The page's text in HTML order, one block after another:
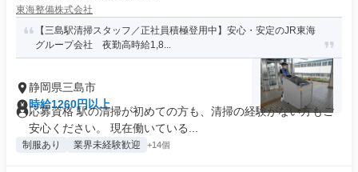
東海整備株式会社
【三島駅清掃スタッフ／正社員積極登用中】安心・安定のJR東海
グループ会社 夜勤高時給1,8...
静岡県三島市
時給1260円以上
応募資格 駅の清掃が初めての方も、清掃の経験がない方もご
安心ください。 現在働いている...
制服あり 業界未経験歓迎 +14個